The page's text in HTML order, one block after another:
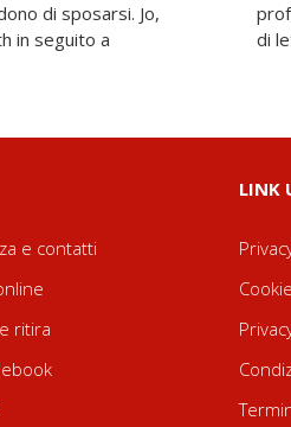
di sposarsi. Jo,
in seguito a
e intelligente. Età
di
e contatti
ritira
LINK